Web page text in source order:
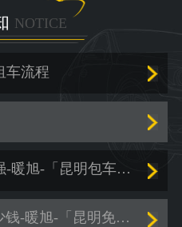
NOTICE
车流程
昆明大客车租车行哪家强-暖旭-「昆明包车服务价格」
昆明@自驾低价租车多少钱-暖旭-「昆明免押金租车」